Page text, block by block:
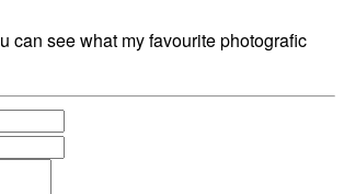
can see what my favourite photografic